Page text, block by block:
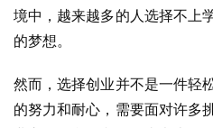
境中，越来越多的人选择不上
的梦想。
然而，选择创业并不是一件轻
的努力和耐心，需要面对许多